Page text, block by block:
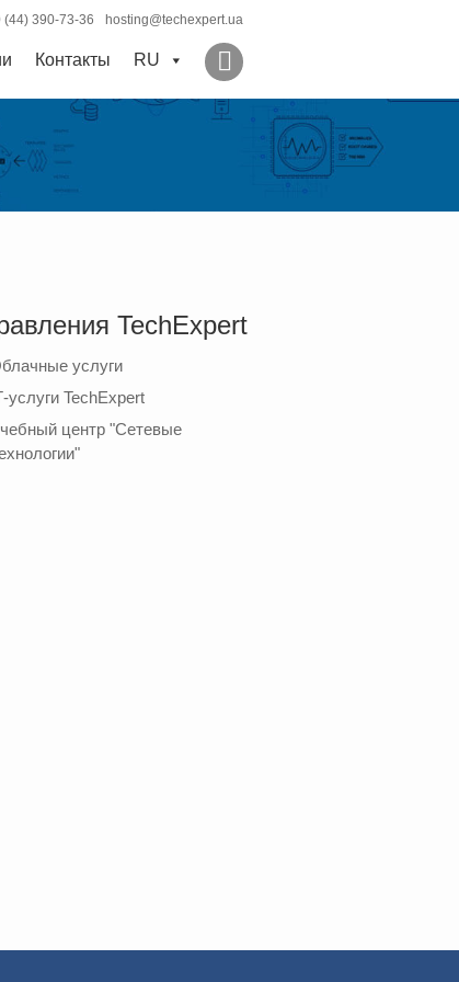
(44) 390-73-36 hosting@techexpert.ua
Контакты RU
TechExpert
услуги
услуги TechExpert
центр "Сетевые